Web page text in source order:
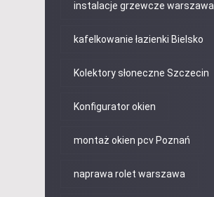
instalacje grzewcze warszawa
kafelkowanie łazienki Bielsko
Kolektory słoneczne Szczecin
Konfigurator okien
montaż okien pcv Poznań
naprawa rolet warszawa